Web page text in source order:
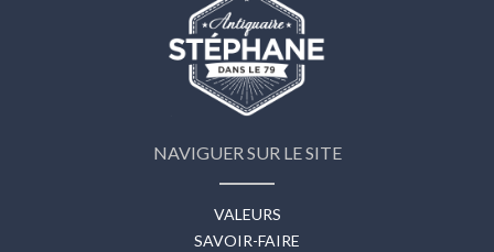
NAVIGUER SUR LE SITE
VALEURS
SAVOIR-FAIRE